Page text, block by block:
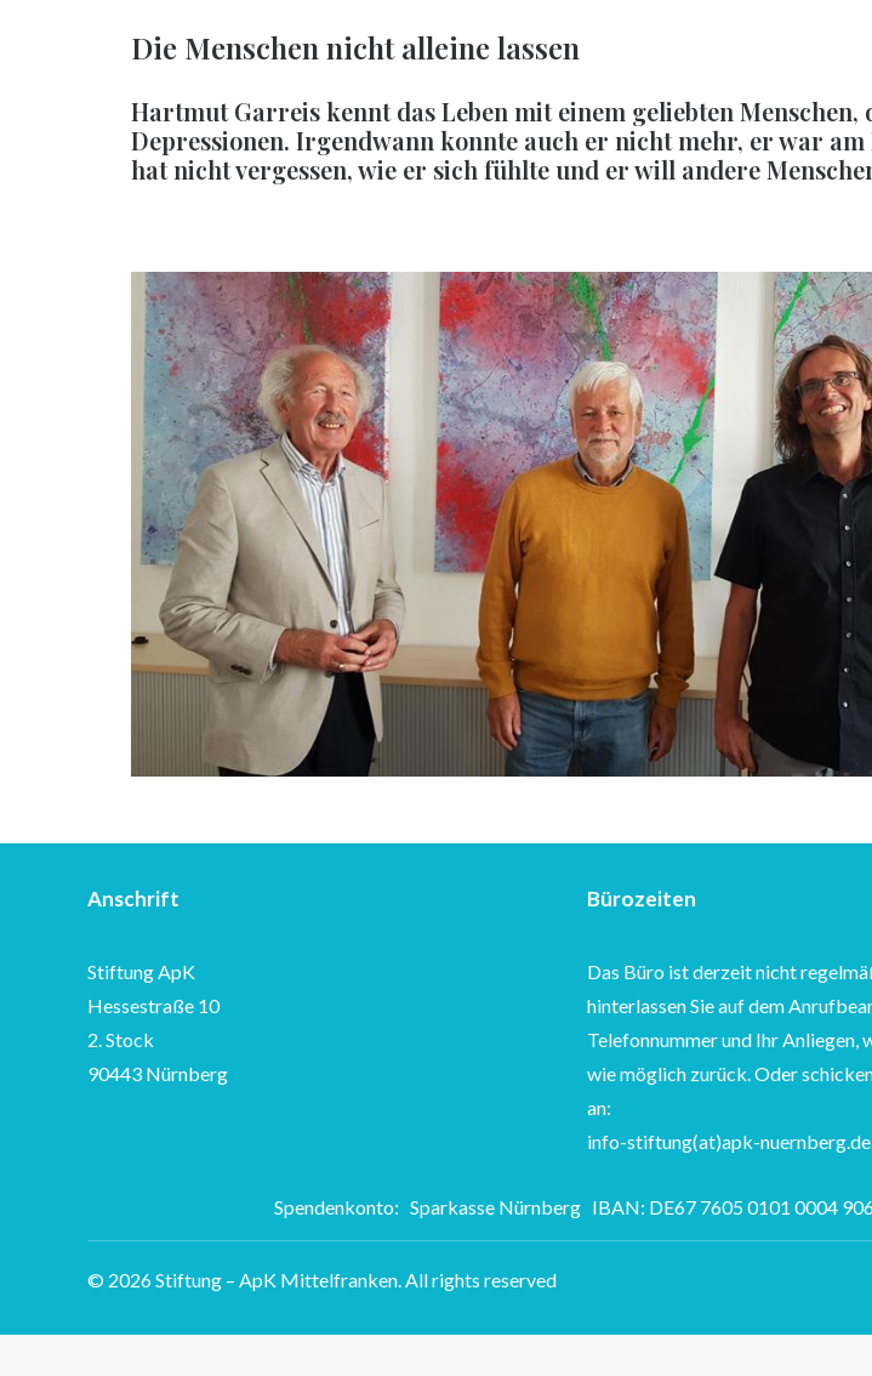
Die Menschen nicht alleine lassen
Hartmut Garreis kennt das Leben mit einem geliebten
Depressionen. Irgendwann konnte auch er nicht mehr, er war
hat nicht vergessen, wie er sich fühlte und er will andere
Anschrift
Stiftung ApK
Hessestraße 10
2. Stock
90443 Nürnberg
Bürozeiten
Das Büro ist derzeit nicht
hinterlassen Sie auf dem
Telefonnummer und Ihr Anliegen,
wie möglich zurück. Oder
an:
info-stiftung(at)apk-
Spendenkonto: Sparkasse Nürnberg IBAN: DE67 7605 0101 0004
© 2026 Stiftung – ApK Mittelfranken.All rights reserved